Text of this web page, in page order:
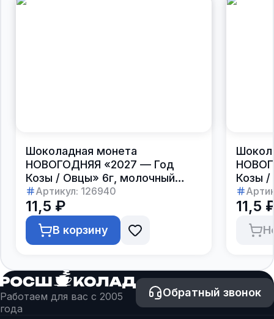
Шоколадная монета
НОВОГОДНЯЯ «2027 — Год
Козы / Овцы» 6г, молочный
шоколад в тубах по 60 штук
Артикул: 126940
11,5 ₽
В корзину
Козы /
11,5
Работаем для вас с 2005
года
Обратный звонок